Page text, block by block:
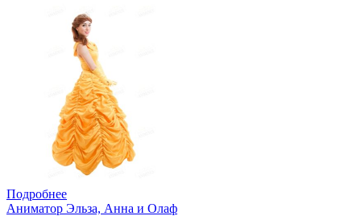
Подробнее
Аниматор Эльза, Анна и Олаф